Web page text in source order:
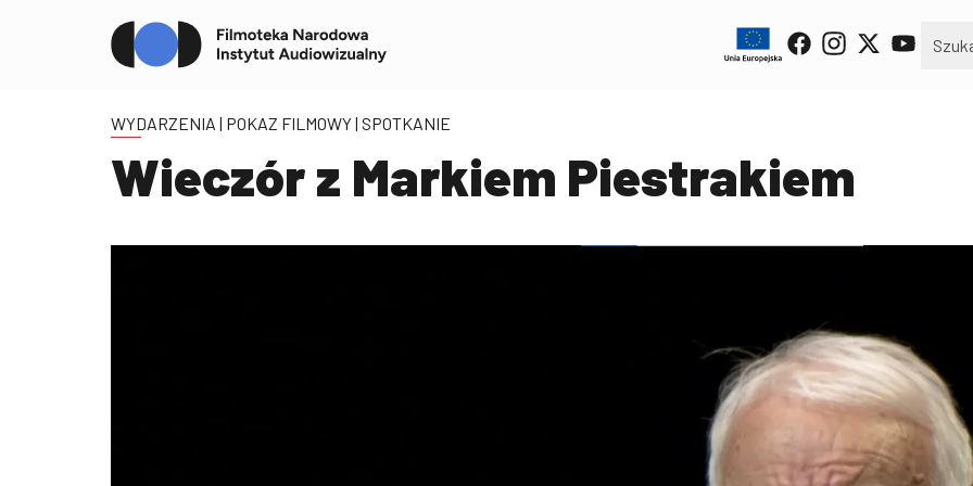
WYDARZENIA | POKAZ FILMOWY | SPOTKANIE
Wieczór z Markiem Piestrakiem